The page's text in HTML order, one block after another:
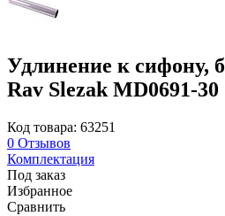
Удлинение к сифону,
Rav Slezak MD0691-30
Код товара: 63251
0 Отзывов
Комплектация
Под заказ
Избранное
Сравнить